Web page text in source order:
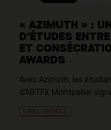
« AZIMUTH » :
D’ÉTUDES
ET
AWARDS
Avec Azimuth, les
d’ARTFX Montpellier
LIRE L'ARTICLE